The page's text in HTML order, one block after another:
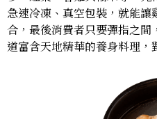
急速冷凍、真空包裝，就能
合，最後消費者只要彈指之
道富含天地精華的養身料理，